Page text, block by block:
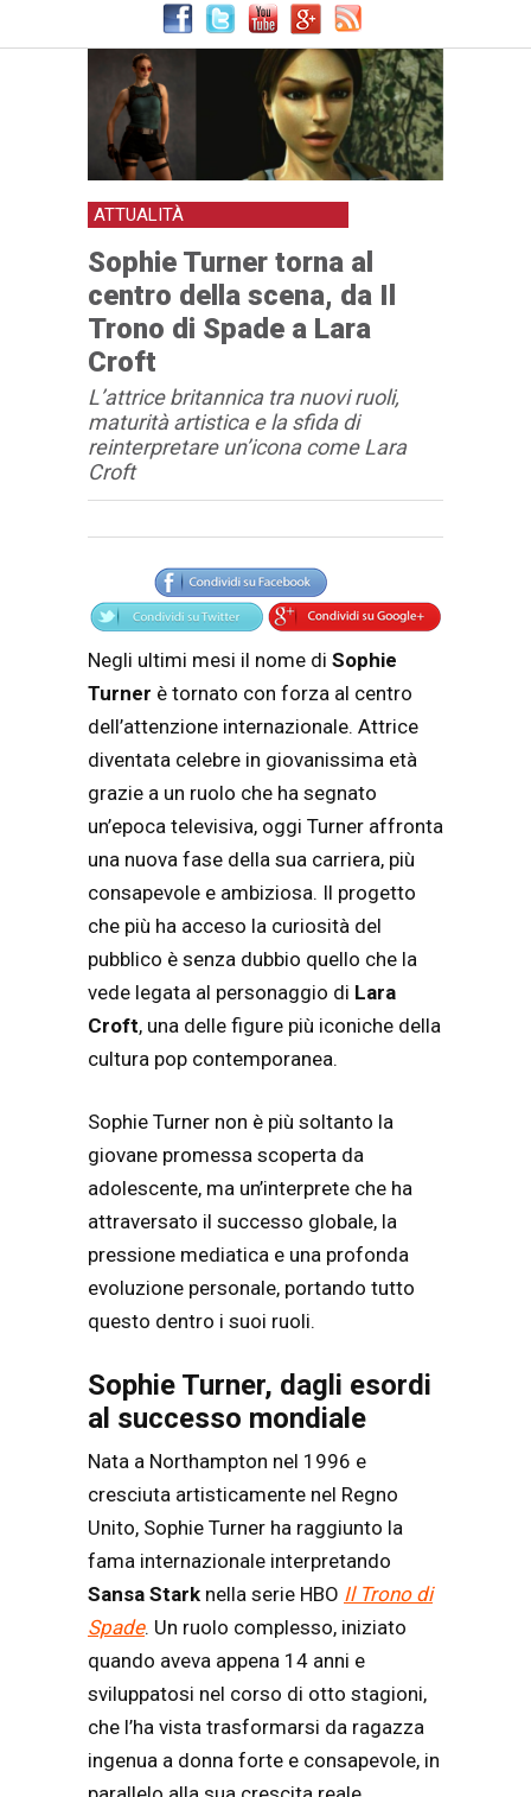
ATTUALITÀ
Sophie Turner torna al
centro della scena, da Il
Trono di Spade a Lara
Croft
L’attrice britannica tra nuovi ruoli,
maturità artistica e la sfida di
reinterpretare un’icona come Lara
Croft
Articolo
Testo articolo principale
Negli ultimi mesi il nome di Sophie
Turner è tornato con forza al centro
dell’attenzione internazionale. Attrice
diventata celebre in giovanissima età
grazie a un ruolo che ha segnato
un’epoca televisiva, oggi Turner affronta
una nuova fase della sua carriera, più
consapevole e ambiziosa. Il progetto
che più ha acceso la curiosità del
pubblico è senza dubbio quello che la
vede legata al personaggio di Lara
Croft, una delle figure più iconiche della
cultura pop contemporanea.
Sophie Turner non è più soltanto la
giovane promessa scoperta da
adolescente, ma un’interprete che ha
attraversato il successo globale, la
pressione mediatica e una profonda
evoluzione personale, portando tutto
questo dentro i suoi ruoli.
Sophie Turner, dagli esordi
al successo mondiale
Nata a Northampton nel 1996 e
cresciuta artisticamente nel Regno
Unito, Sophie Turner ha raggiunto la
fama internazionale interpretando
Sansa Stark nella serie HBO Il Trono di
Spade. Un ruolo complesso, iniziato
quando aveva appena 14 anni e
sviluppatosi nel corso di otto stagioni,
che l’ha vista trasformarsi da ragazza
ingenua a donna forte e consapevole, in